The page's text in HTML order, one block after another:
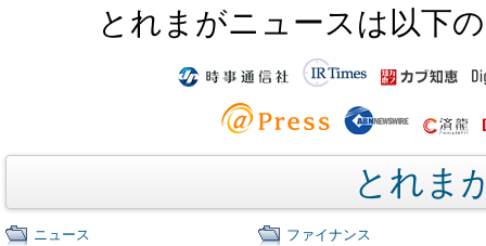
とれまがニュースは以下
とれま
ニュース
ファイナンス